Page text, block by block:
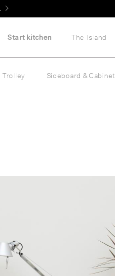
Start kitchen The Island
Trolley Sideboard & Cabinet